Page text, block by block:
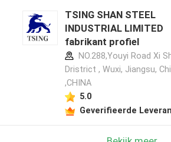
TSING SHAN STEEL
INDUSTRIAL LIMITED
fabrikant profiel
NO.288,Youyi Road Xi
Dristrict , Wuxi, Jiangsu,
,CHINA
5.0
Geverifieerde